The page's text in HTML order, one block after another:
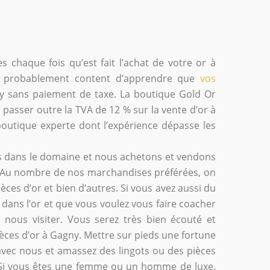
chaque fois qu’est fait l’achat de votre or à
content d’apprendre que vos
sans paiement de taxe. La boutique Gold Or
outre la TVA de 12 % sur la vente d’or à
experte dont l’expérience dépasse les
dans le domaine et nous achetons et vendons
nombre de nos marchandises préférées, on
d’or et bien d’autres. Si vous avez aussi du
l’or et que vous voulez vous faire coacher
visiter. Vous serez très bien écouté et
d’or à Gagny. Mettre sur pieds une fortune
nous et amassez des lingots ou des pièces
êtes une femme ou un homme de luxe,